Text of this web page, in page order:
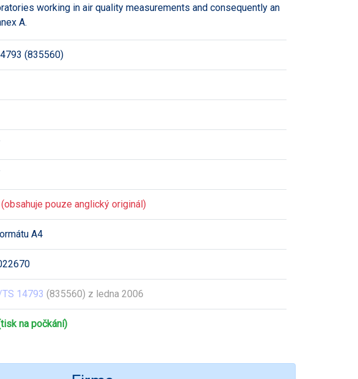
working in air quality measurements and consequently an
A.
(835560)
pouze anglický originál)
A4
TS 14793 (835560) z ledna 2006
na počkání)